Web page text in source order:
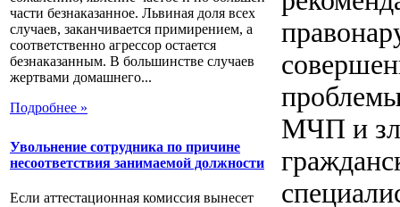
части безнаказанное. Львиная доля всех
случаев, заканчивается примирением, а
соответственно агрессор остается
безнаказанным. В большинстве случаев
жертвами домашнего...
Подробнее »
Увольнение сотрудника по причине
несоответствия занимаемой должности
Если аттестационная комиссия вынесет
МЧП и